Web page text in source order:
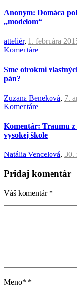
Anonym: Domáca
,,modelom“
atteliér, 1. februára
Komentáre
Sme otrokmi
pán?
Zuzana Beneková, 7.
Komentáre
Komentár: Traumu z
vysokej škole
Natália Vencelová, 30.
Pridaj komentár
Váš komentár *
Meno* *